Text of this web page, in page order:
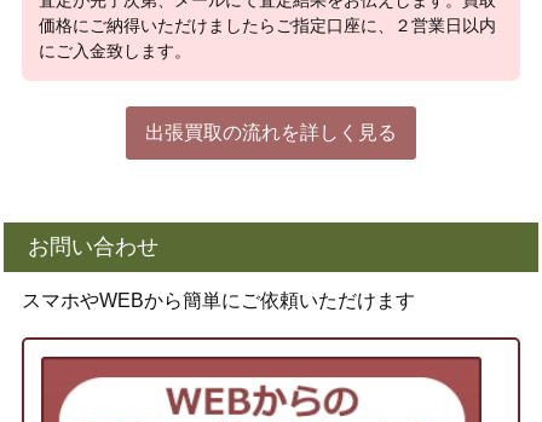
価格にご納得いただけましたらご指定口座に、２営業日以内
にご入金致します。
出張買取の流れを詳しく見る
お問い合わせ
スマホやWEBから簡単にご依頼いただけます